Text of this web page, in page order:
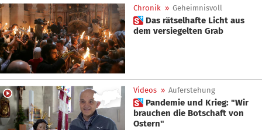
Chronik » Geheimnisvoll
 Das rätselhafte Licht aus
dem versiegelten Grab
Videos » Auferstehung
 Pandemie und Krieg: "Wir
brauchen die Botschaft von
Ostern"